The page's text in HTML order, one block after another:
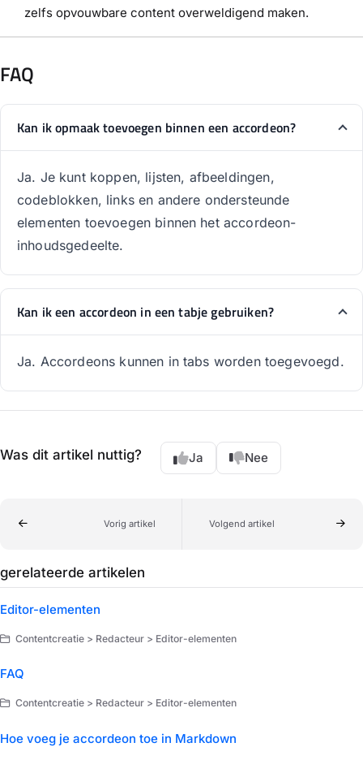
zelfs opvouwbare content overweldigend maken.
FAQ
Kan ik opmaak toevoegen binnen een accordeon?
Ja. Je kunt koppen, lijsten, afbeeldingen,
codeblokken, links en andere ondersteunde
elementen toevoegen binnen het accordeon-
inhoudsgedeelte.
Kan ik een accordeon in een tabje gebruiken?
Ja. Accordeons kunnen in tabs worden toegevoegd.
Was dit artikel nuttig? Ja Nee
Vorig artikel Volgend artikel
gerelateerde artikelen
Editor-elementen
Contentcreatie > Redacteur > Editor-elementen
FAQ
Contentcreatie > Redacteur > Editor-elementen
Hoe voeg je accordeon toe in Markdown